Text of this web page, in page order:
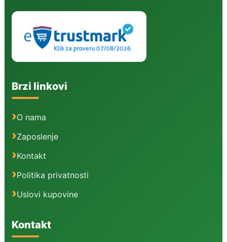
Brzi linkovi
O nama
Zaposlenje
Kontakt
Politika privatnosti
Uslovi kupovine
Kontakt